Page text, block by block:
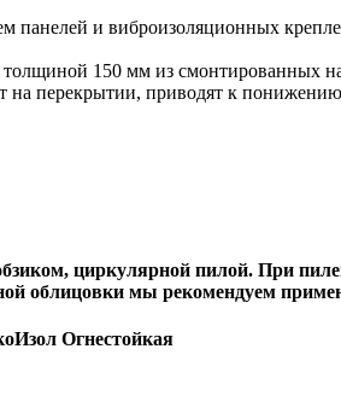
панелей и виброизоляционных
толщиной 150 мм из смонтированных
на перекрытии, приводят к
циркулярной пилой. При
облицовки мы рекомендуем
Огнестойкая